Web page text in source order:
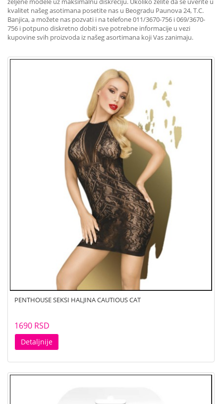
kvalitet našeg asotimana posetite nas u Beogradu Paunova 24, T.C.
Banjica, a možete nas pozvati i na telefone 011/3670-756 i 069/3670-
756 i potpuno diskretno dobiti sve potrebne informacije u vezi
kupovine svih proizvoda iz našeg asortimana koji Vas zanimaju.
PENTHOUSE SEKSI HALJINA CAUTIOUS CAT
1690 RSD
Detaljnije